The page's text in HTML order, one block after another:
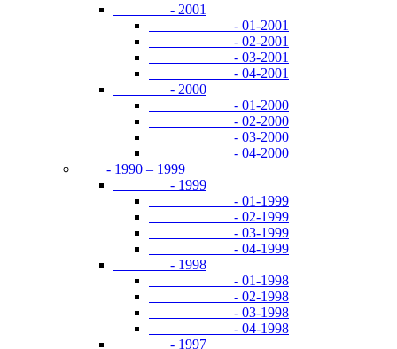
- 2001
- 01-2001
- 02-2001
- 03-2001
- 04-2001
- 2000
- 01-2000
- 02-2000
- 03-2000
- 04-2000
- 1990 – 1999
- 1999
- 01-1999
- 02-1999
- 03-1999
- 04-1999
- 1998
- 01-1998
- 02-1998
- 03-1998
- 04-1998
- 1997